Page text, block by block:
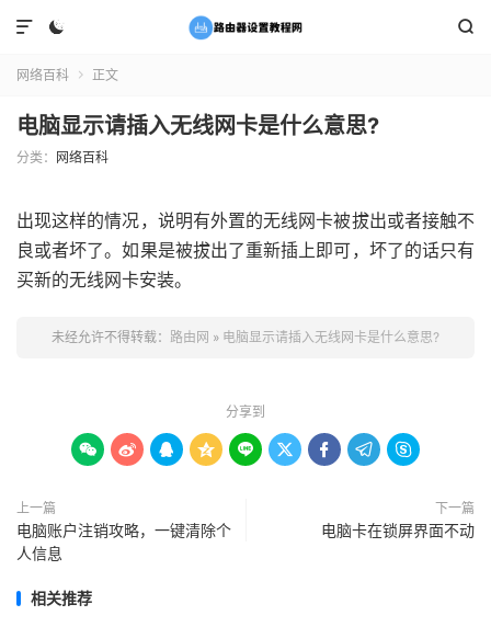
 

网络百科  正文
电脑显示请插入无线网卡是什么意思?
分类： 网络百科
出现这样的情况，说明有外置的无线网卡被拔出或者接触不
良或者坏了。如果是被拔出了重新插上即可，坏了的话只有
买新的无线网卡安装。
未经允许不得转载： 路由网 » 电脑显示请插入无线网卡是什么意思?
分享到
        
上一篇
电脑账户注销攻略，一键清除个
人信息
下一篇
电脑卡在锁屏界面不动
相关推荐